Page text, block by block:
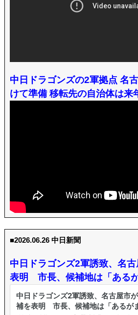
中日ドラゴンズの2軍拠点 名
けて準備 移転先の自治体は来
■2026.06.26 中日新聞
中日ドラゴンズ2軍誘致、名
表明 市長、候補地は「あるが